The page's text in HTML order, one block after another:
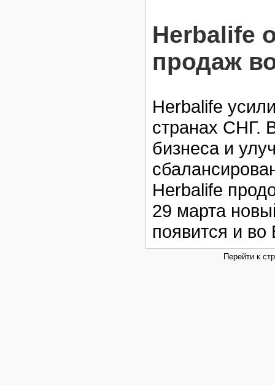
Herbalife
продаж
Herbalife
странах СНГ.
бизнеса и
Herbalife
29 марта
появится и
Перейти к